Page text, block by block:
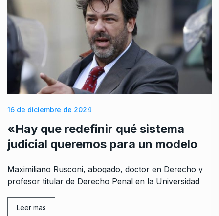
16 de diciembre de 2024
«Hay que redefinir qué sistema
judicial queremos para un modelo
Maximiliano Rusconi, abogado, doctor en Derecho y
profesor titular de Derecho Penal en la Universidad
Leer mas